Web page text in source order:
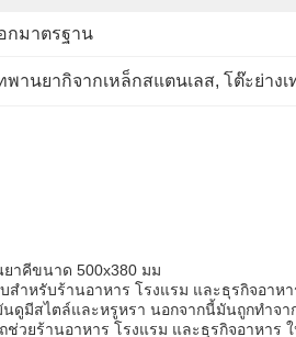
กมาตรฐาน
พานยากิจากเหล็กสแตนเลส, โต๊ะย่าง
ยาคีขนาด 500x380 มม
าหรับร้านอาหาร โรงแรม และธุรกิจอา
นดูมีสไตล์และหรูหรา นอกจากนี้มันถูกทํา
ยร้านอาหาร โรงแรม และธุรกิจอาหาร